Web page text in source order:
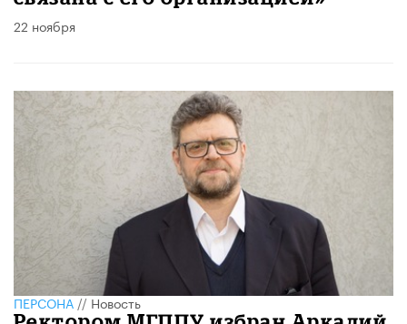
22 ноября
ПЕРСОНА//Новость